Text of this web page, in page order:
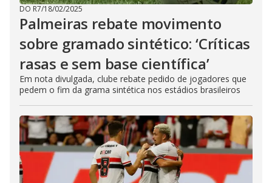
DO R7/18/02/2025
Palmeiras rebate movimento
sobre gramado sintético: ‘Críticas
rasas e sem base científica’
Em nota divulgada, clube rebate pedido de jogadores que
pedem o fim da grama sintética nos estádios brasileiros